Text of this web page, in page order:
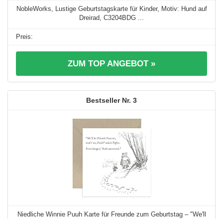
NobleWorks, Lustige Geburtstagskarte für Kinder, Motiv: Hund auf
Dreirad, C3204BDG ...
ZUM TOP ANGEBOT »
3
Niedliche Winnie Puuh Karte für Freunde zum Geburtstag – "We'll